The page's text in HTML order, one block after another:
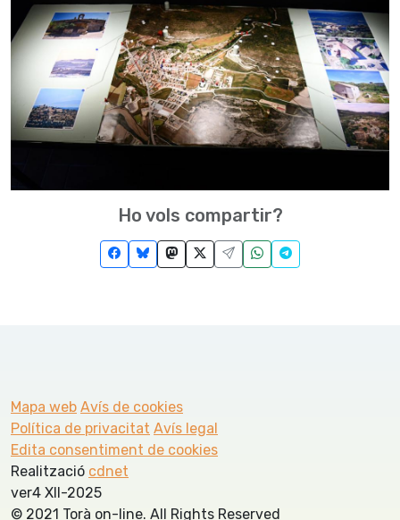
Ho vols compartir?
Mapa web Avís de cookies
Política de privacitat Avís legal
Edita consentiment de cookies
Realització cdnet
ver4 XII-2025
© 2021 Torà on-line. All Rights Reserved